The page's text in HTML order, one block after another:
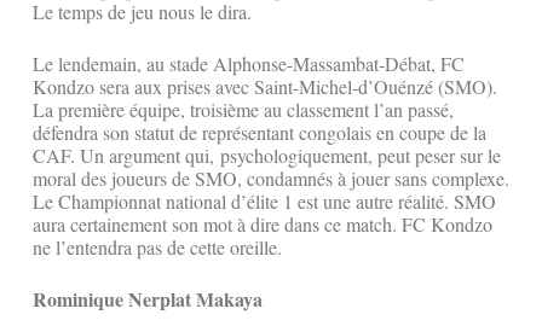
Le temps de jeu nous le dira.
Le lendemain, au stade Alphonse-Massambat-Débat, FC
Kondzo sera aux prises avec Saint-Michel-d’Ouénzé (SMO).
La première équipe, troisième au classement l’an passé,
défendra son statut de représentant congolais en coupe de la
CAF. Un argument qui, psychologiquement, peut peser sur le
moral des joueurs de SMO, condamnés à jouer sans complexe.
Le Championnat national d’élite 1 est une autre réalité. SMO
aura certainement son mot à dire dans ce match. FC Kondzo
ne l’entendra pas de cette oreille.
Rominique Nerplat Makaya